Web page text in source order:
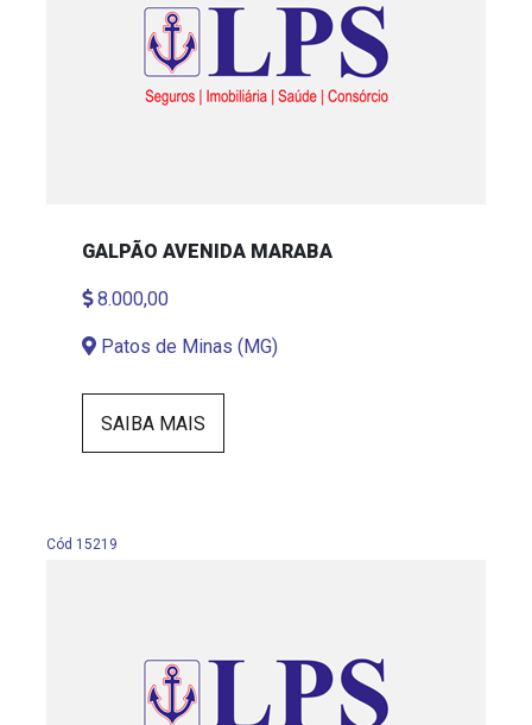
GALPÃO AVENIDA MARABA
8.000,00
Patos de Minas (MG)
SAIBA MAIS
Cód 15219